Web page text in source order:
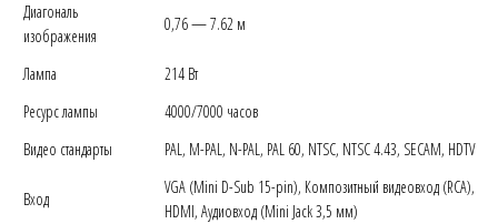
Диагональ
изображения
0,76 — 7.62 м
Лампа
214 Вт
Ресурс лампы
4000/7000 часов
Видео стандарты
PAL, M-PAL, N-PAL, PAL 60, NTSC, NTSC 4.43, SECAM, HDTV
Вход
VGA (Mini D-Sub 15-pin), Композитный видеовход (RCA),
HDMI, Аудиовход (Mini Jack 3,5 мм)